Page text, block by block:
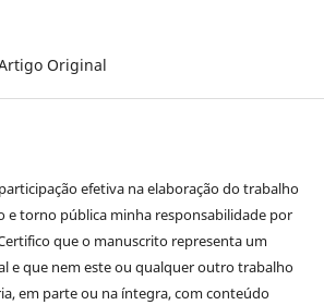
Original
efetiva na elaboração do trabalho
e torno pública minha responsabilidade por
que o manuscrito representa um
e que nem este ou qualquer outro trabalho
em parte ou na íntegra, com conteúdo